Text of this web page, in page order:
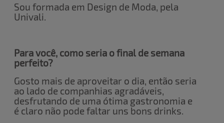
Sou formada em Design de Moda, pela
Univali.
Para você, como seria o final de semana
perfeito?
Gosto mais de aproveitar o dia, então seria
ao lado de companhias agradáveis,
desfrutando de uma ótima gastronomia e
é claro não pode faltar uns bons drinks.